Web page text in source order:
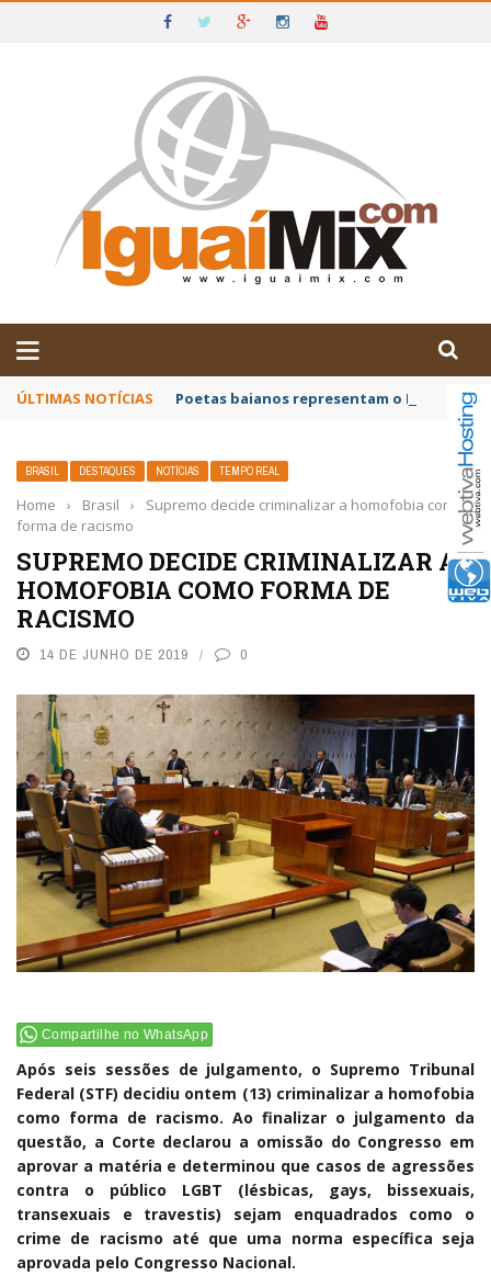
IGUAÍ E SUDOESTE DA BAHIA
ÚLTIMAS NOTÍCIAS Poetas baianos representam o Brasil no
BRASIL DESTAQUES NOTÍCIAS TEMPO REAL
Home › Brasil ›
Supremo decide criminalizar a homofobia como
forma de racismo
SUPREMO DECIDE CRIMINALIZAR A
HOMOFOBIA COMO FORMA DE
RACISMO
14 DE JUNHO DE 2019 0
Compartilhe no WhatsApp
Após seis sessões de julgamento, o Supremo Tribunal
Federal (STF) decidiu ontem (13) criminalizar a homofobia
como forma de racismo. Ao finalizar o julgamento da
questão, a Corte declarou a omissão do Congresso em
aprovar a matéria e determinou que casos de agressões
contra o público LGBT (lésbicas, gays, bissexuais,
transexuais e travestis) sejam enquadrados como o
crime de racismo até que uma norma específica seja
aprovada pelo Congresso Nacional.